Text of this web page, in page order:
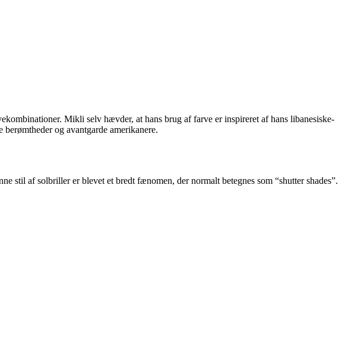
Mikli selv hævder, at hans brug af farve er inspireret af hans libanesiske-
og avantgarde amerikanere.
stil af solbriller er blevet et bredt fænomen, der normalt betegnes som “shutter shades”.